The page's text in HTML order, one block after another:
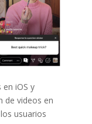
iOS y
de videos en
usuarios